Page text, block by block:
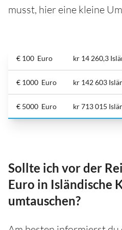
musst, hier eine kleine
€ 100 Euro kr 14 260,3
€ 1000 Euro kr 142 603
€ 5000 Euro kr 713 015
Sollte ich vor der
Euro in Isländische
umtauschen?